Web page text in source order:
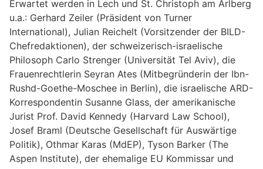
Erwartet werden in Lech und St. Christoph am Arlberg
u.a.: Gerhard Zeiler (Präsident von Turner
International), Julian Reichelt (Vorsitzender der BILD-
Chefredaktionen), der schweizerisch-israelische
Philosoph Carlo Strenger (Universität Tel Aviv), die
Frauenrechtlerin Seyran Ates (Mitbegründerin der Ibn-
Rushd-Goethe-Moschee in Berlin), die israelische ARD-
Korrespondentin Susanne Glass, der amerikanische
Jurist Prof. David Kennedy (Harvard Law School),
Josef Braml (Deutsche Gesellschaft für Auswärtige
Politik), Othmar Karas (MdEP), Tyson Barker (The
Aspen Institute), der ehemalige EU Kommissar und